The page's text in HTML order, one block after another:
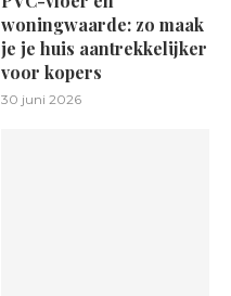
woningwaarde: zo maak
je je huis aantrekkelijker
voor kopers
30 juni 2026